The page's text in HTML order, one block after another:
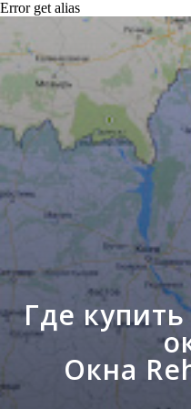
Error get alias
Где
Окна